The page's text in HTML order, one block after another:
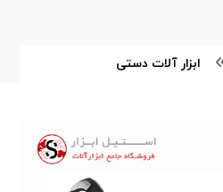
ابزار آلات دستی